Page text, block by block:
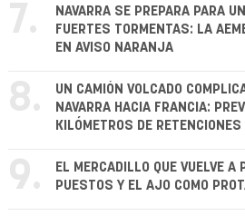
7.
NAVARRA SE PREPARA PARA
FUERTES TORMENTAS: LA
EN AVISO NARANJA
8.
UN CAMIÓN VOLCADO
NAVARRA HACIA FRANCIA:
KILÓMETROS DE RETENCIONES
9.
EL MERCADILLO QUE VUELVE
PUESTOS Y EL AJO COMO